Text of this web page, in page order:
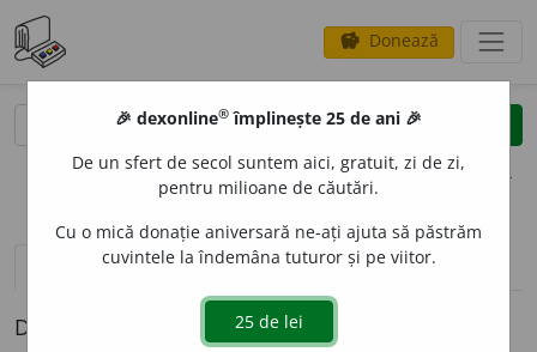
savings Donează
clear
opțiuni
definiții (1)
Definiția cu ID-ul 362370:
🎉 dexonline® împlinește 25 de ani 🎉
De un sfert de secol suntem aici, gratuit, zi de zi,
pentru milioane de căutări.
Cu o mică donație aniversară ne-ați ajuta să păstrăm
cuvintele la îndemâna tuturor și pe viitor.